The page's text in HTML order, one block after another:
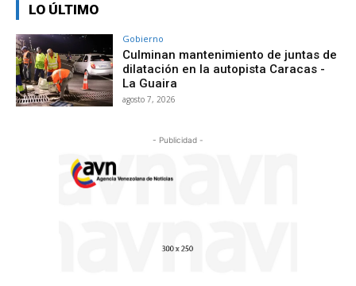
LO ÚLTIMO
Gobierno
Culminan mantenimiento de juntas de
dilatación en la autopista Caracas -
La Guaira
agosto 7, 2026
- Publicidad -